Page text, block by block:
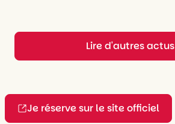
Lire d'autres actus
Je réserve sur le site officiel